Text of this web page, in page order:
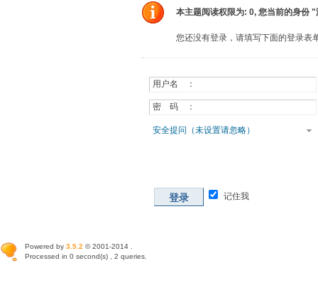
本主题阅读权限为: 0, 您当前的身份
您还没有登录，请填写下面的登录表
用户名 ：
密 码 ：
安全提问（未设置请忽略）
登录 记住我
Powered by 3.5.2 © 2001-2014 .
Processed in 0 second(s) , 2 queries.